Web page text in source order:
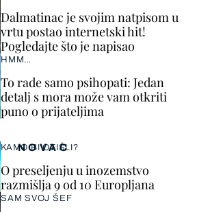
Dalmatinac je svojim natpisom u
vrtu postao internetski hit!
Pogledajte što je napisao
HMM…
To rade samo psihopati: Jedan
detalj s mora može vam otkriti
puno o prijateljima
NOVAC
KAMO BI OTIŠLI?
O preseljenju u inozemstvo
razmišlja 9 od 10 Europljana
SAM SVOJ ŠEF